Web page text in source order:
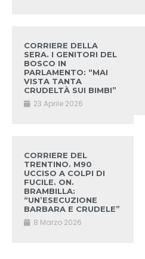
CORRIERE DELLA
SERA. I GENITORI DEL
BOSCO IN
PARLAMENTO: “MAI
VISTA TANTA
CRUDELTÀ SUI BIMBI”
23 Aprile 2026
CORRIERE DEL
TRENTINO. M90
UCCISO A COLPI DI
FUCILE. ON.
BRAMBILLA:
“UN’ESECUZIONE
BARBARA E CRUDELE”
8 Marzo 2026